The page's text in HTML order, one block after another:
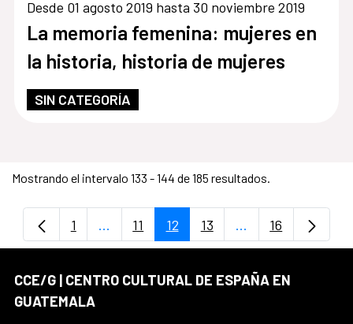
Desde 01 agosto 2019 hasta 30 noviembre 2019
La memoria femenina: mujeres en
la historia, historia de mujeres
SIN CATEGORÍA
Mostrando el intervalo 133 - 144 de 185 resultados.
Página
1 ...Páginas intermedias Use TAB para
Página
11 Página
12 Página
13 ...PáginasPágina
16
CCE/G | CENTRO CULTURAL DE ESPAÑA EN
GUATEMALA